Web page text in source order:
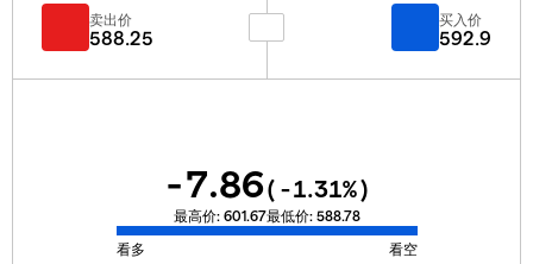
卖出价
588.25
买入价
592.9
-7.86( -1.31%)
最高价: 601.67最低价: 588.78
看多
看空